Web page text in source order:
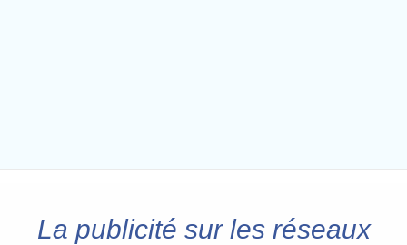
La publicité sur les réseaux